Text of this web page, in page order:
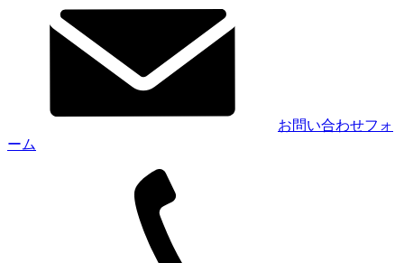
お問い合わせフォ
ーム